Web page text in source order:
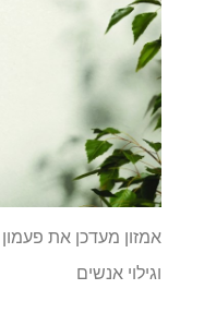
אמזון מעדכן את
וגילוי אנשים